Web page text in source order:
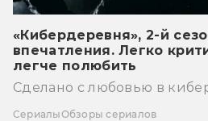
«Кибердеревня», 2-й
впечатления. Легко
легче полюбить
Сделано с любовью в
СериалыОбзоры сериалов